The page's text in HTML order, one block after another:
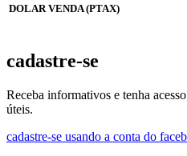
DOLAR VENDA (PTAX)
cadastre-se
Receba informativos e tenha
úteis.
cadastre-se usando a conta do